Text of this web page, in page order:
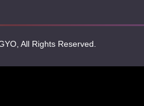
All Rights Reserved.